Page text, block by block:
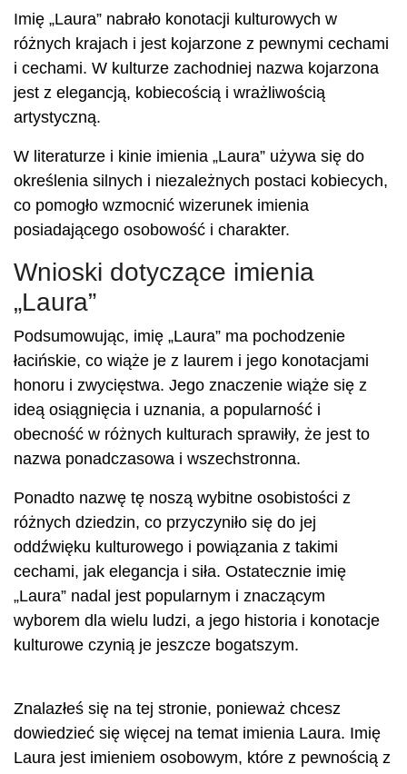
Imię „Laura” nabrało konotacji kulturowych w
różnych krajach i jest kojarzone z pewnymi cechami
i cechami. W kulturze zachodniej nazwa kojarzona
jest z elegancją, kobiecością i wrażliwością
artystyczną.
W literaturze i kinie imienia „Laura” używa się do
określenia silnych i niezależnych postaci kobiecych,
co pomogło wzmocnić wizerunek imienia
posiadającego osobowość i charakter.
Wnioski dotyczące imienia
„Laura”
Podsumowując, imię „Laura” ma pochodzenie
łacińskie, co wiąże je z laurem i jego konotacjami
honoru i zwycięstwa. Jego znaczenie wiąże się z
ideą osiągnięcia i uznania, a popularność i
obecność w różnych kulturach sprawiły, że jest to
nazwa ponadczasowa i wszechstronna.
Ponadto nazwę tę noszą wybitne osobistości z
różnych dziedzin, co przyczyniło się do jej
oddźwięku kulturowego i powiązania z takimi
cechami, jak elegancja i siła. Ostatecznie imię
„Laura” nadal jest popularnym i znaczącym
wyborem dla wielu ludzi, a jego historia i konotacje
kulturowe czynią je jeszcze bogatszym.
Znalazłeś się na tej stronie, ponieważ chcesz
dowiedzieć się więcej na temat imienia Laura. Imię
Laura jest imieniem osobowym, które z pewnością z